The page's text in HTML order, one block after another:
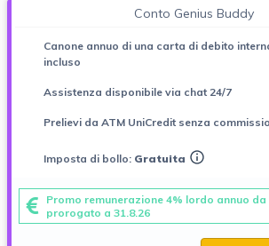
Conto Genius Buddy
Canone annuo di una carta di debito
incluso
Assistenza disponibile via chat 24/7
Prelievi da ATM UniCredit senza
Imposta di bollo: Gratuita
Promo remunerazione 4% lordo annuo da
prorogato a 31.8.26